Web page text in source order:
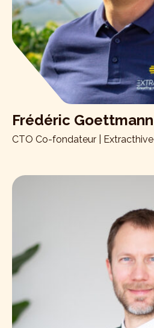
Frédéric Goettmann
CTO Co-fondateur | Extracthive